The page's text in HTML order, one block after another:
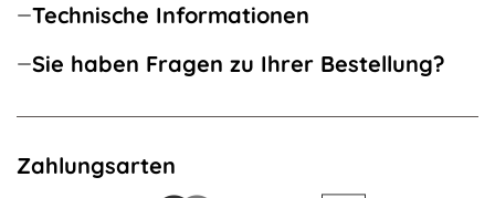
Technische Informationen
Sie haben Fragen zu Ihrer Bestellung?
Zahlungsarten